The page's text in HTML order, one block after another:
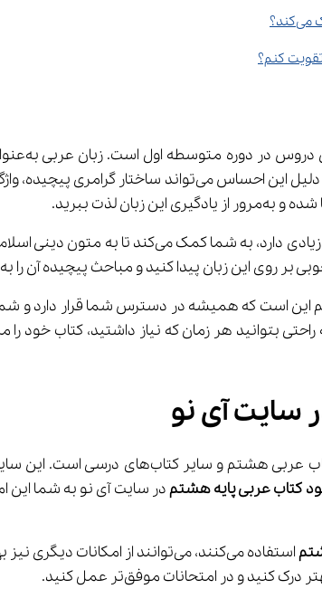
بهتری داشته باشید و از آن‌ها بهره‌مند شوید. با
سایت آی نو
کتاب عربی پایه هشتم